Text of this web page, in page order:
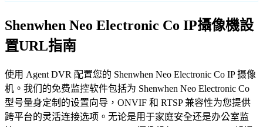
Shenwhen Neo Electronic Co IP攝像機設
置URL指南
使用 Agent DVR 配置您的 Shenwhen Neo Electronic Co IP 摄像
机。我们的免费监控软件包括为 Shenwhen Neo Electronic Co
型号量身定制的设置向导，ONVIF 和 RTSP 兼容性为您提供
跨平台的灵活连接选项。无论是用于家庭安全还是办公室监